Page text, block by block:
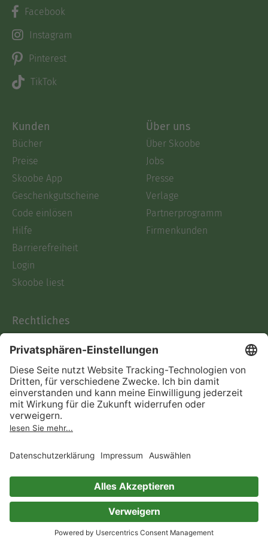
Facebook
Instagram
Pinterest
TikTok
Kunden
Bücher
Preise
Skoobe App
Geschenkgutscheine
Code einlösen
Hilfe
Barrierefreiheit
Login
Skoobe liest
Über uns
Über Skoobe
Jobs
Presse
Verlage
Partnerprogramm
Firmenkunden
Rechtliches
AGB
Informationen nach Data
Act
Verträge hier kündigen
Impressum
Immer ein gutes Buch